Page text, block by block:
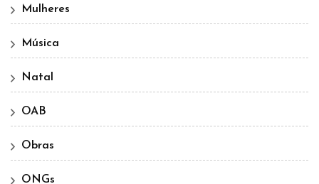
Mulheres
Música
Natal
OAB
Obras
ONGs